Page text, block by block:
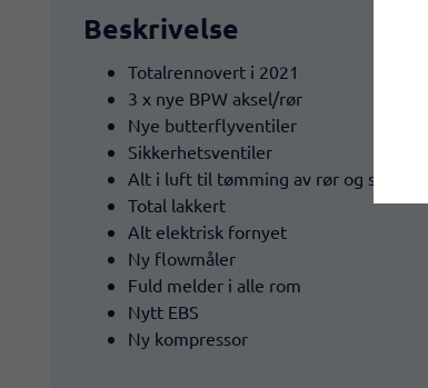
Beskrivelse
Totalrennovert i 2021
3 x nye BPW aksel/rør
Nye butterflyventiler
Sikkerhetsventiler
Alt i luft til tømming av rør og slanger
Total lakkert
Alt elektrisk fornyet
Ny flowmåler
Fuld melder i alle rom
Nytt EBS
Ny kompressor